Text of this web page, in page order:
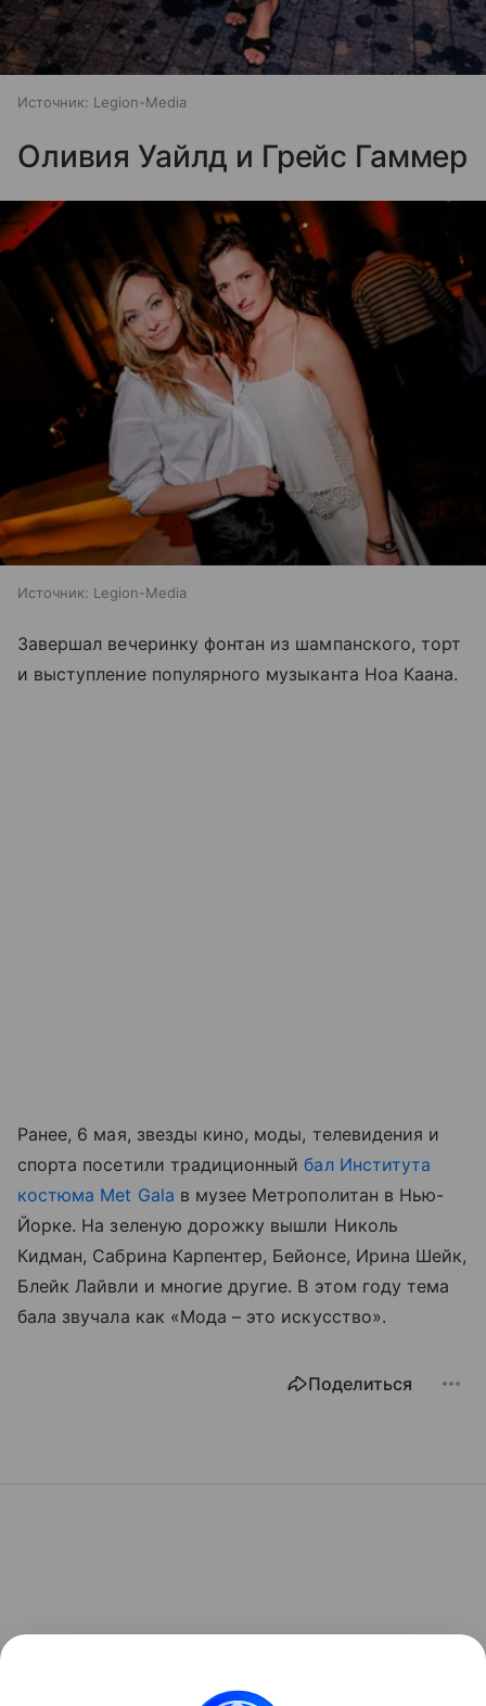
Источник: Legion-Media
Оливия Уайлд и Грейс Гаммер
Источник: Legion-Media
Завершал вечеринку фонтан из шампанского, торт
и выступление популярного музыканта Ноа Каана.
Ранее, 6 мая, звезды кино, моды, телевидения и
спорта посетили традиционныйбал Института
костюма Met Gala в музее Метрополитан в Нью-
Йорке. На зеленую дорожку вышли Николь
Кидман, Сабрина Карпентер, Бейонсе, Ирина Шейк,
Блейк Лайвли и многие другие. В этом году тема
бала звучала как «Мода – это искусство».
Поделиться